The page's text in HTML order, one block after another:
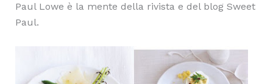
Paul Lowe è la mente della rivista e del blog Sweet
Paul.